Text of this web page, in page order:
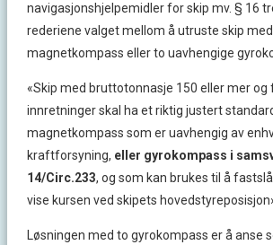
navigasjonshjelpemidler for skip mv. § 16
rederiene valget mellom å utruste skip
magnetkompass eller to uavhengige
«Skip med bruttotonnasje 150 eller mer og
innretninger skal ha et riktig justert
magnetkompass som er uavhengig av
kraftforsyning, eller gyrokompass i
14/Circ.233, og som kan brukes til å
vise kursen ved skipets
Løsningen med to gyrokompass er å anse